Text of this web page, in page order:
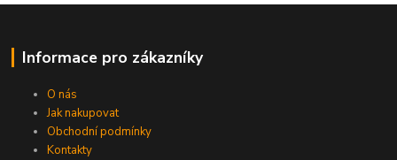
Informace pro zákazníky
O nás
Jak nakupovat
Obchodní podmínky
Kontakty